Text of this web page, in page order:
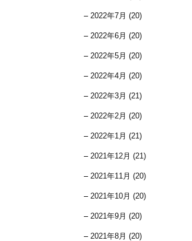
2022年7月 (20)
2022年6月 (20)
2022年5月 (20)
2022年4月 (20)
2022年3月 (21)
2022年2月 (20)
2022年1月 (21)
2021年12月 (21)
2021年11月 (20)
2021年10月 (20)
2021年9月 (20)
2021年8月 (20)